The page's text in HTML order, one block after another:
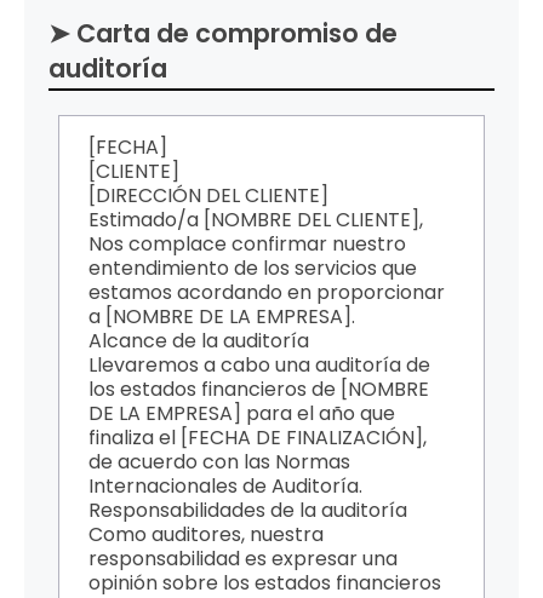
➤ Carta de compromiso de
auditoría
[FECHA]
[CLIENTE]
[DIRECCIÓN DEL CLIENTE]
Estimado/a [NOMBRE DEL CLIENTE],
Nos complace confirmar nuestro
entendimiento de los servicios que
estamos acordando en proporcionar
a [NOMBRE DE LA EMPRESA].
Alcance de la auditoría
Llevaremos a cabo una auditoría de
los estados financieros de [NOMBRE
DE LA EMPRESA] para el año que
finaliza el [FECHA DE FINALIZACIÓN],
de acuerdo con las Normas
Internacionales de Auditoría.
Responsabilidades de la auditoría
Como auditores, nuestra
responsabilidad es expresar una
opinión sobre los estados financieros